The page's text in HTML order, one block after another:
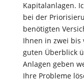
Kapitalanlagen.
bei der
benötigten
Ihnen in zwei bis
guten Überblick
Anlagen geben
Ihre Probleme